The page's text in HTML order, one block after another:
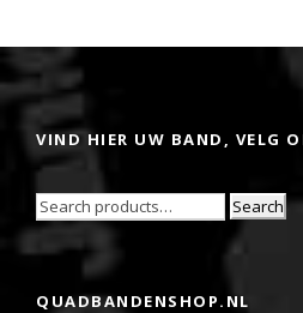
VIND HIER UW BAND, VELG
Search
QUADBANDENSHOP.NL